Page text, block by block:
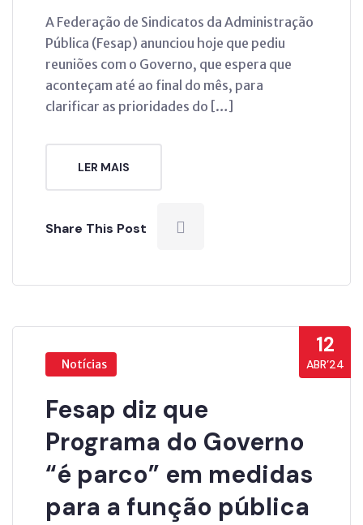
A Federação de Sindicatos da Administração
Pública (Fesap) anunciou hoje que pediu
reuniões com o Governo, que espera que
aconteçam até ao final do mês, para
clarificar as prioridades do […]
LER MAIS
Share This Post
12
ABR’24
Notícias
Fesap diz que
Programa do Governo
“é parco” em medidas
para a função pública